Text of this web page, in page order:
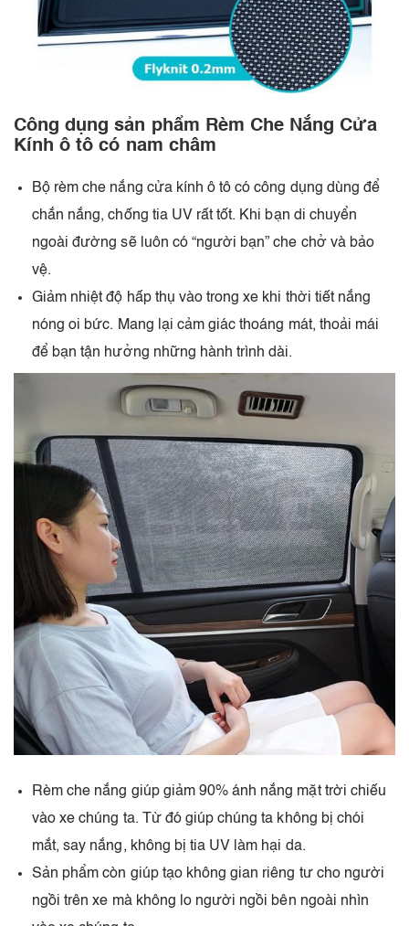
Công dụng sản phẩm Rèm Che Nắng Cửa
Kính ô tô có nam châm
Bộ rèm che nắng cửa kính ô tô có công dụng dùng để
chắn nắng, chống tia UV rất tốt. Khi bạn di chuyển
ngoài đường sẽ luôn có “người bạn” che chở và bảo
vệ.
Giảm nhiệt độ hấp thụ vào trong xe khi thời tiết nắng
nóng oi bức. Mang lại cảm giác thoáng mát, thoải mái
để bạn tận hưởng những hành trình dài.
Rèm che nắng giúp giảm 90% ánh nắng mặt trời chiếu
vào xe chúng ta. Từ đó giúp chúng ta không bị chói
mắt, say nắng, không bị tia UV làm hại da.
Sản phẩm còn giúp tạo không gian riêng tư cho người
ngồi trên xe mà không lo người ngồi bên ngoài nhìn